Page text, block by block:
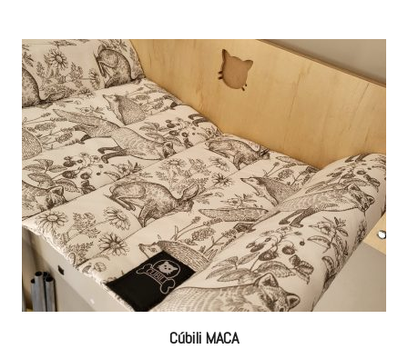
Cúbili MACA
Este
producto
tiene
múltiples
variantes.
Las
opciones
se
pueden
elegir
en